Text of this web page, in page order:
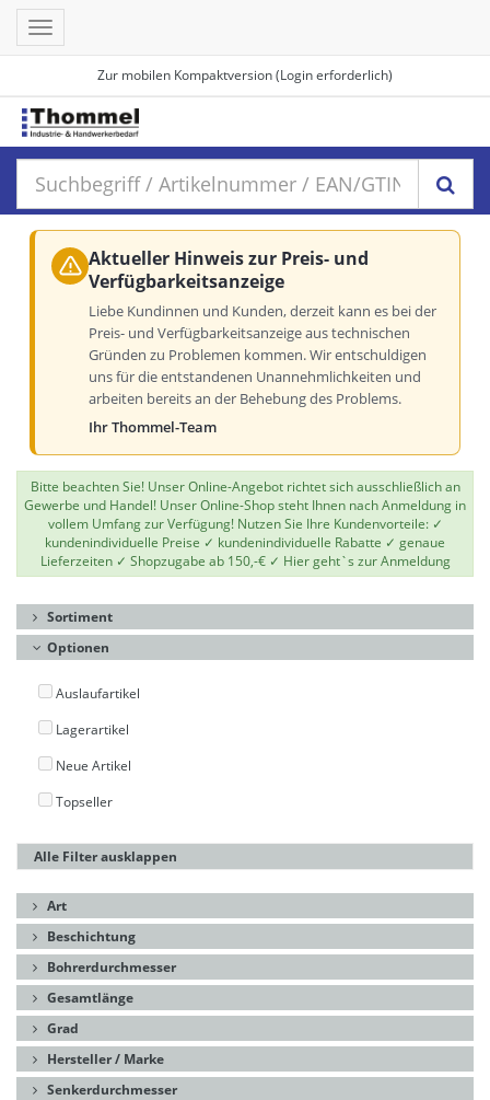
Zur mobilen Kompaktversion (Login erforderlich)
Toggle
navigation
Aktueller Hinweis zur Preis- und
Verfügbarkeitsanzeige
Liebe Kundinnen und Kunden, derzeit kann es bei der
Preis- und Verfügbarkeitsanzeige aus technischen
Gründen zu Problemen kommen. Wir entschuldigen
uns für die entstandenen Unannehmlichkeiten und
arbeiten bereits an der Behebung des Problems.
Ihr Thommel-Team
Bitte beachten Sie! Unser Online-Angebot richtet sich ausschließlich an
Gewerbe und Handel! Unser Online-Shop steht Ihnen nach Anmeldung in
vollem Umfang zur Verfügung! Nutzen Sie Ihre Kundenvorteile: ✓
kundenindividuelle Preise ✓ kundenindividuelle Rabatte ✓ genaue
Lieferzeiten ✓ Shopzugabe ab 150,-€ ✓ Hier geht`s zur Anmeldung
Sortiment
Optionen
Auslaufartikel
Lagerartikel
Neue Artikel
Topseller
Alle Filter ausklappen
Art
Beschichtung
Bohrerdurchmesser
Gesamtlänge
Grad
Hersteller / Marke
Senkerdurchmesser